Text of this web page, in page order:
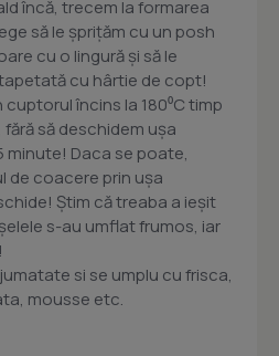
încă, trecem la formarea
să le şpriţăm cu un posh
cu o lingură şi să le
cu hârtie de copt!
încins la 180⁰C timp
să deschidem uşa
minute! Daca se poate,
de coacere prin uşa
Ştim că treaba a ieşit
s-au umflat frumos, iar
si se umplu cu frisca,
mousse etc.